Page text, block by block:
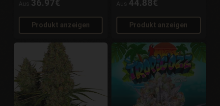
Aus 36.97€
Produkt anzeigen
Aus 44.88€
Produkt anzeigen